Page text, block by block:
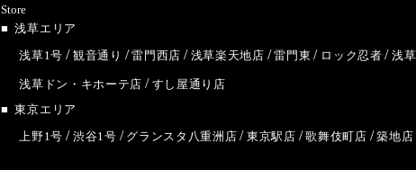
Store
浅草エリア
浅草1号
観音通り 雷門西店 浅草楽天地店 雷門東 ロック忍者 浅
浅草ドン・キホーテ店
すし屋通り店
東京エリア
上野1号
渋谷1号 グランスタ八重洲店 東京駅店 歌舞伎町店 築地店